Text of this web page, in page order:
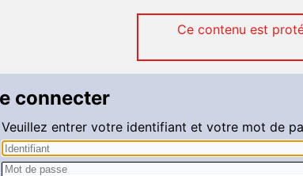
Ce contenu est
connecter
Veuillez entrer votre identifiant et votre mot de